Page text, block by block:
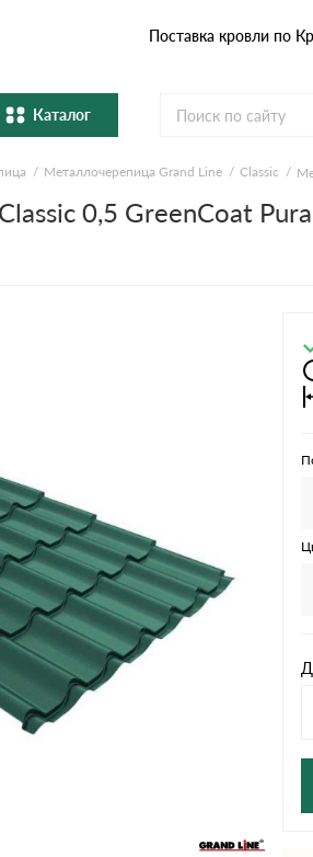
Поставка кровли по
Каталог
Металлочерепица
Ондулин
Металлочерепица Grand Line Classic
0,5 GreenCoat